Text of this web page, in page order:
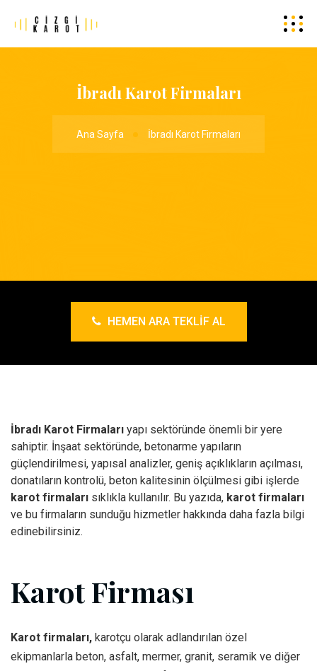
İbradı Karot Firmaları
Ana Sayfa İbradı Karot Firmaları
HEMEN ARA TEKLIF AL
İbradı Karot Firmaları yapı sektöründe önemli bir yere
sahiptir. İnşaat sektöründe, betonarme yapıların
güçlendirilmesi, yapısal analizler, geniş açıklıkların açılması,
donatıların kontrolü, beton kalitesinin ölçülmesi gibi işlerde
karot firmaları sıklıkla kullanılır. Bu yazıda, karot firmaları
ve bu firmaların sunduğu hizmetler hakkında daha fazla bilgi
edinebilirsiniz.
Karot Firması
Karot firmaları, karotçu olarak adlandırılan özel
ekipmanlarla beton, asfalt, mermer, granit, seramik ve diğer